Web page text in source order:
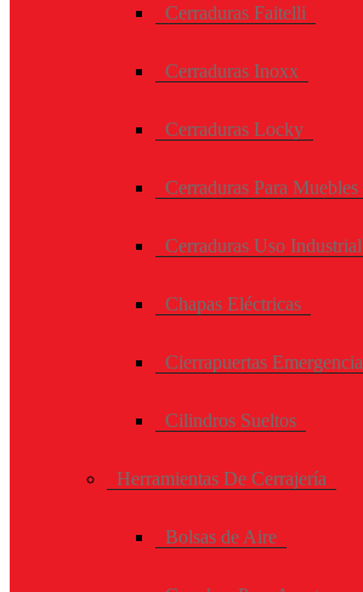
Cerraduras Faitelli
Cerraduras Inoxx
Cerraduras Locky
Cerraduras Para Muebles
Cerraduras Uso Industrial
Chapas Eléctricas
Cierrapuertas Emergencia
Cilindros Sueltos
Herramientas De Cerrajería
Bolsas de Aire